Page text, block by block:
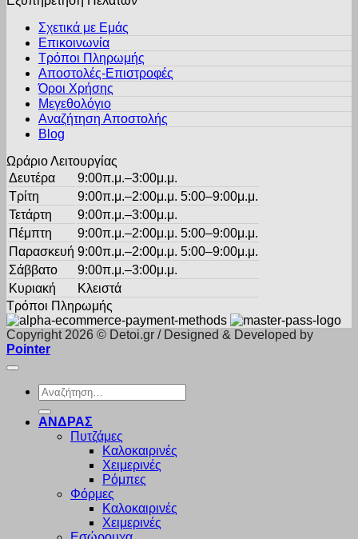
σελίδα
προϊόντος
πολλαπλές
επιλογές
μπορούν
επιλεγούν
σελίδα
Σχετικά με Εμάς
Επικοινωνία
Τρόποι Πληρωμής
Αποστολές-Επιστροφές
Όροι Χρήσης
Μεγεθολόγιο
Αναζήτηση Αποστολής
Blog
Ωράριο Λειτουργίας
Δευτέρα
9:00π.μ.–3:00μ.μ.
Τρίτη
9:00π.μ.–2:00μ.μ. 5:00–9:00μ.μ.
Τετάρτη
9:00π.μ.–3:00μ.μ.
Πέμπτη
9:00π.μ.–2:00μ.μ. 5:00–9:00μ.μ.
Παρασκευή 9:00π.μ.–2:00μ.μ. 5:00–9:00μ.μ.
Σάββατο
9:00π.μ.–3:00μ.μ.
Κυριακή
Κλειστά
Τρόποι Πληρωμής
Copyright 2026 © Detoi.gr / Designed & Developed by
Pointer
Αναζήτηση
για:
ΑΝΔΡΑΣ
Πυτζάμες
Καλοκαιρινές
Χειμερινές
Ρόμπες
Φόρμες
Καλοκαιρινές
Χειμερινές